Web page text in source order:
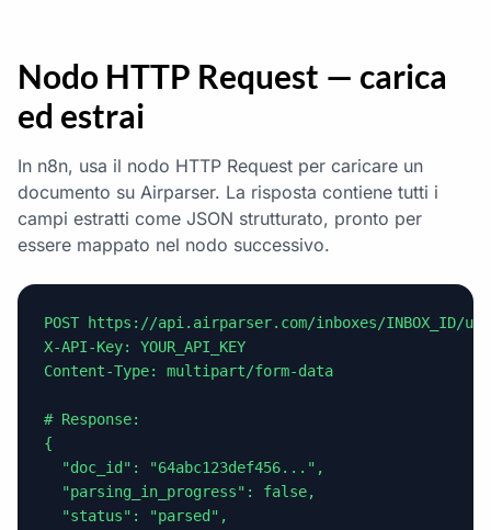
Nodo HTTP Request — carica
ed estrai
In n8n, usa il nodo HTTP Request per caricare un
documento su Airparser. La risposta contiene tutti i
campi estratti come JSON strutturato, pronto per
essere mappato nel nodo successivo.
POST https://api.airparser.com/inboxes/INBOX_ID/
X-API-Key: YOUR_API_KEY
Content-Type: multipart/form-data
# Response:
{
  "doc_id": "64abc123def456...",
  "parsing_in_progress": false,
  "status": "parsed",